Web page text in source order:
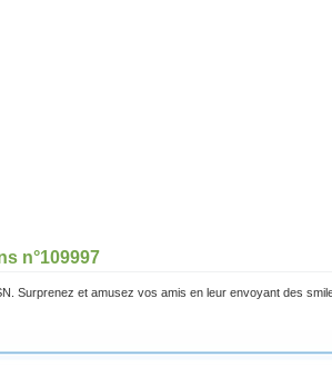
n°109997
Surprenez et amusez vos amis en leur envoyant des